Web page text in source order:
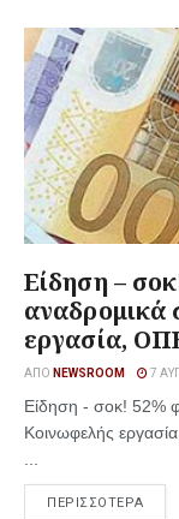
Είδηση –
αναδρομικά
εργασία,
ΑΠΌ NEWSROOM 7
Είδηση - σοκ! 52%
Κοινωφελής
ΠΕΡΙΣΣΟΤΕΡΑ